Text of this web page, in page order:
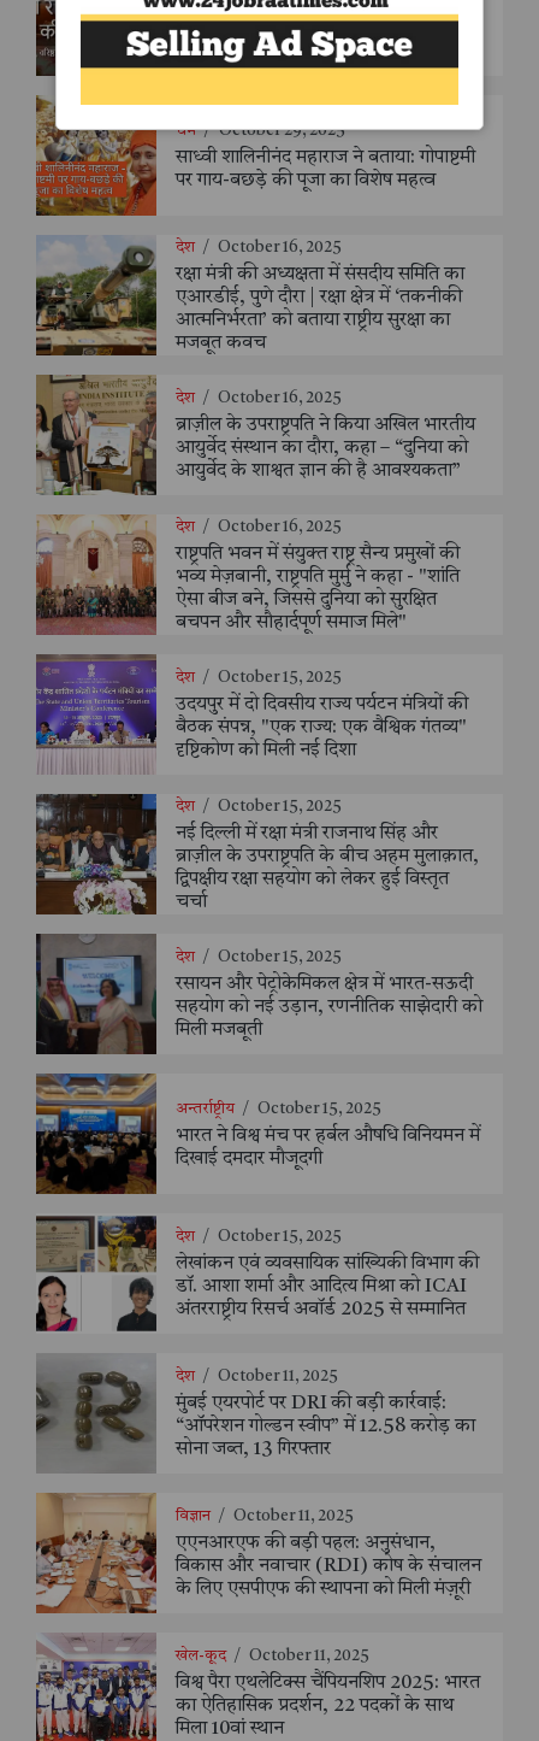
अँधेरी रात को सूरज की रोशनी? – एक
महत्वाकांक्षी योजना और उसकी चुनौतियाँ -
संजय सक्सैना
धर्म / October 29, 2025
साध्वी शालिनीनंद महाराज ने बताया: गोपाष्टमी
पर गाय-बछड़े की पूजा का विशेष महत्व
देश / October 16, 2025
रक्षा मंत्री की अध्यक्षता में संसदीय समिति का
एआरडीई, पुणे दौरा | रक्षा क्षेत्र में ‘तकनीकी
आत्मनिर्भरता’ को बताया राष्ट्रीय सुरक्षा का
मजबूत कवच
देश / October 16, 2025
ब्राज़ील के उपराष्ट्रपति ने किया अखिल भारतीय
आयुर्वेद संस्थान का दौरा, कहा – “दुनिया को
आयुर्वेद के शाश्वत ज्ञान की है आवश्यकता”
देश / October 16, 2025
राष्ट्रपति भवन में संयुक्त राष्ट्र सैन्य प्रमुखों की
भव्य मेज़बानी, राष्ट्रपति मुर्मु ने कहा - "शांति
ऐसा बीज बने, जिससे दुनिया को सुरक्षित
बचपन और सौहार्दपूर्ण समाज मिले"
देश / October 15, 2025
उदयपुर में दो दिवसीय राज्य पर्यटन मंत्रियों की
बैठक संपन्न, "एक राज्य: एक वैश्विक गंतव्य"
दृष्टिकोण को मिली नई दिशा
देश / October 15, 2025
नई दिल्ली में रक्षा मंत्री राजनाथ सिंह और
ब्राज़ील के उपराष्ट्रपति के बीच अहम मुलाक़ात,
द्विपक्षीय रक्षा सहयोग को लेकर हुई विस्तृत
चर्चा
देश / October 15, 2025
रसायन और पेट्रोकेमिकल क्षेत्र में भारत-सऊदी
सहयोग को नई उड़ान, रणनीतिक साझेदारी को
मिली मजबूती
अन्तर्राष्ट्रीय / October 15, 2025
भारत ने विश्व मंच पर हर्बल औषधि विनियमन में
दिखाई दमदार मौजूदगी
देश / October 15, 2025
लेखांकन एवं व्यवसायिक सांख्यिकी विभाग की
डॉ. आशा शर्मा और आदित्य मिश्रा को ICAI
अंतरराष्ट्रीय रिसर्च अवॉर्ड 2025 से सम्मानित
देश / October 11, 2025
मुंबई एयरपोर्ट पर DRI की बड़ी कार्रवाई:
“ऑपरेशन गोल्डन स्वीप” में 12.58 करोड़ का
सोना जब्त, 13 गिरफ्तार
विज्ञान / October 11, 2025
एएनआरएफ की बड़ी पहल: अनुसंधान,
विकास और नवाचार (RDI) कोष के संचालन
के लिए एसपीएफ की स्थापना को मिली मंज़ूरी
खेल-कूद / October 11, 2025
विश्व पैरा एथलेटिक्स चैंपियनशिप 2025: भारत
का ऐतिहासिक प्रदर्शन, 22 पदकों के साथ
मिला 10वां स्थान